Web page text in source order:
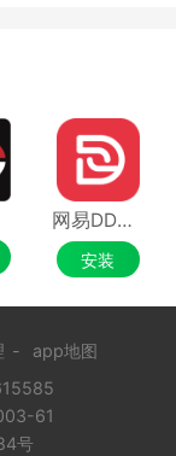
网易DD平台
安装
-
app地图
61
号